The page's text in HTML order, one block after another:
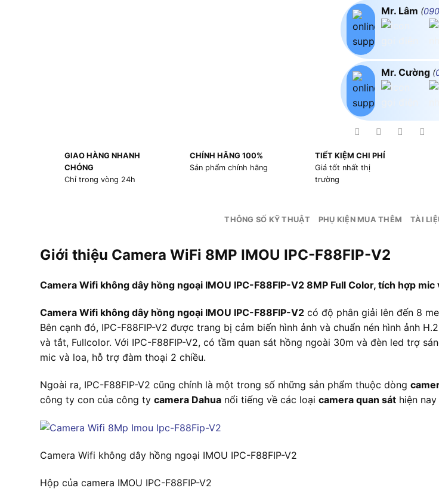
Mr. Lâm (
Mr. Cường (
GIAO HÀNG NHANH
CHÓNG
Chỉ trong vòng 24h
CHÍNH HÃNG 100%
Sản phẩm chính hãng
TIẾT KIỆM CHI PHÍ
Giá tốt nhất thị
trường
THÔNG SỐ KỸ THUẬT PHỤ KIỆN MUA THÊM TÀI
Giới thiệu Camera WiFi 8MP IMOU IPC-F88FIP-V2
Camera Wifi không dây hồng ngoại IMOU IPC-F88FIP-V2 8MP Full Color, tích hợp mic
Camera Wifi không dây hồng ngoại IMOU IPC-F88FIP-V2 có độ phân giải lên đến 8
Bên cạnh đó, IPC-F88FIP-V2 được trang bị cảm biến hình ảnh và chuẩn nén hình ảnh
và tắt, Fullcolor. Với IPC-F88FIP-V2, có tầm quan sát hồng ngoài 30m và đèn led trợ
mic và loa, hỗ trợ đàm thoại 2 chiều.
Ngoài ra, IPC-F88FIP-V2 cũng chính là một trong số những sản phẩm thuộc dòng
công ty con của công ty camera Dahua nổi tiếng về các loại camera quan sát hiện
Camera Wifi không dây hồng ngoại IMOU IPC-F88FIP-V2
Hộp của camera IMOU IPC-F88FIP-V2